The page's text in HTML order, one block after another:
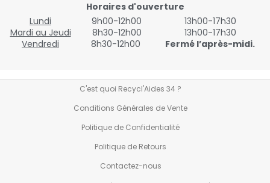
Horaires d'ouverture
Lundi
9h00-12h00
13h00-17h30
Mardi au Jeudi
8h30-12h00
13h00-17h30
Vendredi
8h30-12h00 Fermé l’après-midi.
C'est quoi Recycl'Aides 34 ?
Conditions Générales de Vente
Politique de Confidentialité
Politique de Retours
Contactez-nous